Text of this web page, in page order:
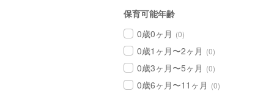
保育可能年齢
0歳0ヶ月 (0)
0歳1ヶ月〜2ヶ月 (0)
0歳3ヶ月〜5ヶ月 (0)
0歳6ヶ月〜11ヶ月 (0)